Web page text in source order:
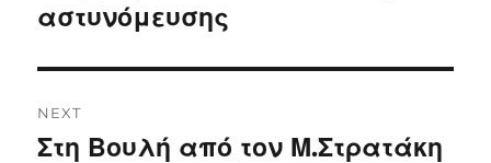
post:
αστυνόμευσης
NEXT
Next
Στη Βουλή από τον Μ.Στρατάκη